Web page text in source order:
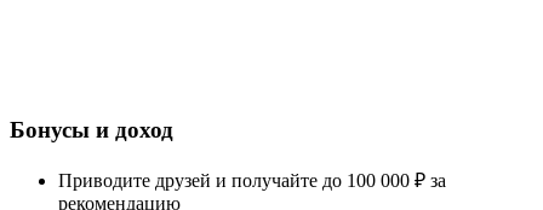
Бонусы и доход
Приводите друзей и получайте до 100 000 ₽ за
рекомендацию